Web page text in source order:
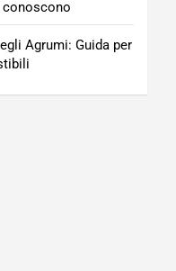
Agrumi: Guida per